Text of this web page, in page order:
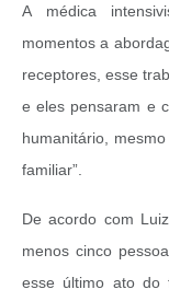
A médica
momentos a
receptores, esse
e eles pensaram e
humanitário,
familiar”.
De acordo com
menos cinco
esse último ato do